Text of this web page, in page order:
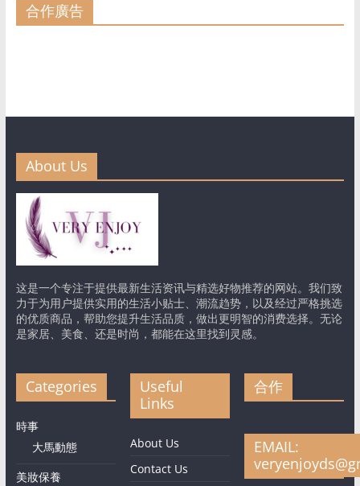
合作廣告
About Us
这是一个专注于提供最新生活资讯与精选好物推荐的网站。我们致
力于为用户提供实用的生活小贴士、潮流趋势，以及经过严格挑选
的优质商品，帮助您提升生活品质，做出更明智的消费选择。无论
是家居、美食、还是时尚，都能在这里找到灵感。
Categories
時事
大馬動態
美妝保養
Useful
Links
About Us
Contact Us
合作
EMAIL: